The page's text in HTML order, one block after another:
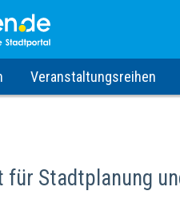
Veranstaltungsreihen
für Stadtplanung